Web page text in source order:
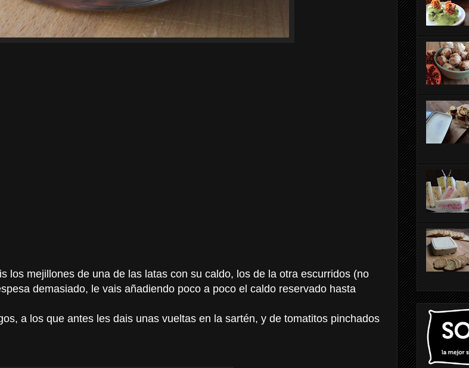
los mejillones de una de las latas con su caldo, los de la otra escurridos (no
demasiado, le vais añadiendo poco a poco el caldo reservado hasta
a los que antes les dais unas vueltas en la sartén, y de tomatitos pinchados